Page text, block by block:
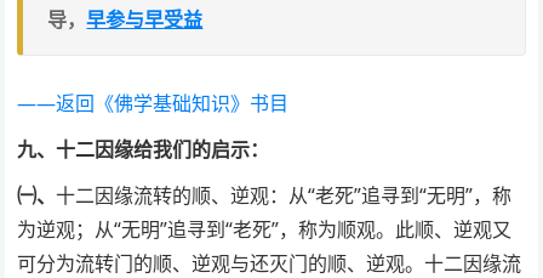
导，早参与早受益
——返回《佛学基础知识》书目
九、十二因缘给我们的启示：
㈠、十二因缘流转的顺、逆观：从“老死”追寻到“无明”，称
为逆观；从“无明”追寻到“老死”，称为顺观。此顺、逆观又
可分为流转门的顺、逆观与还灭门的顺、逆观。十二因缘流